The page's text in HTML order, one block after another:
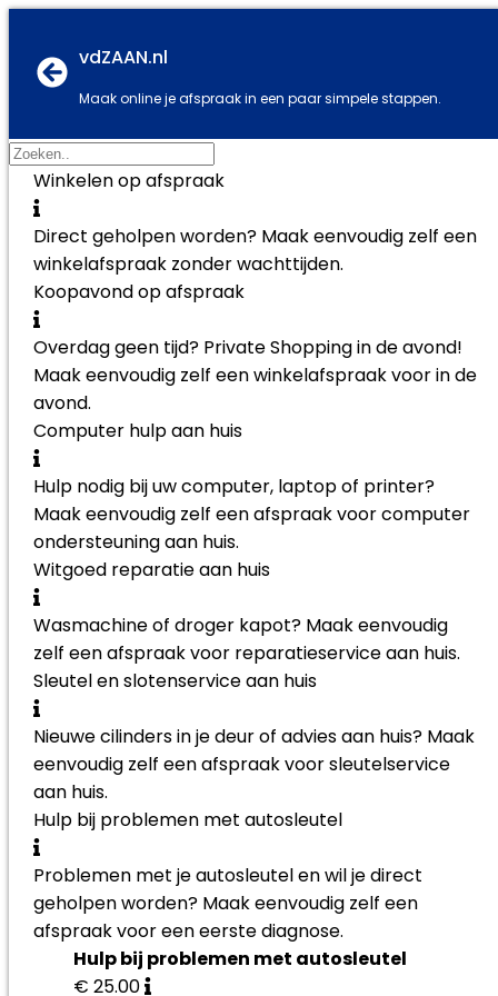
vdZAAN.nl
Maak online je afspraak in een paar simpele stappen.
Winkelen op afspraak
Direct geholpen worden? Maak eenvoudig zelf een
winkelafspraak zonder wachttijden.
Koopavond op afspraak
Overdag geen tijd? Private Shopping in de avond!
Maak eenvoudig zelf een winkelafspraak voor in de
avond.
Computer hulp aan huis
Hulp nodig bij uw computer, laptop of printer?
Maak eenvoudig zelf een afspraak voor computer
ondersteuning aan huis.
Witgoed reparatie aan huis
Wasmachine of droger kapot? Maak eenvoudig
zelf een afspraak voor reparatieservice aan huis.
Sleutel en slotenservice aan huis
Nieuwe cilinders in je deur of advies aan huis? Maak
eenvoudig zelf een afspraak voor sleutelservice
aan huis.
Hulp bij problemen met autosleutel
Problemen met je autosleutel en wil je direct
geholpen worden? Maak eenvoudig zelf een
afspraak voor een eerste diagnose.
Hulp bij problemen met autosleutel
€ 25.00